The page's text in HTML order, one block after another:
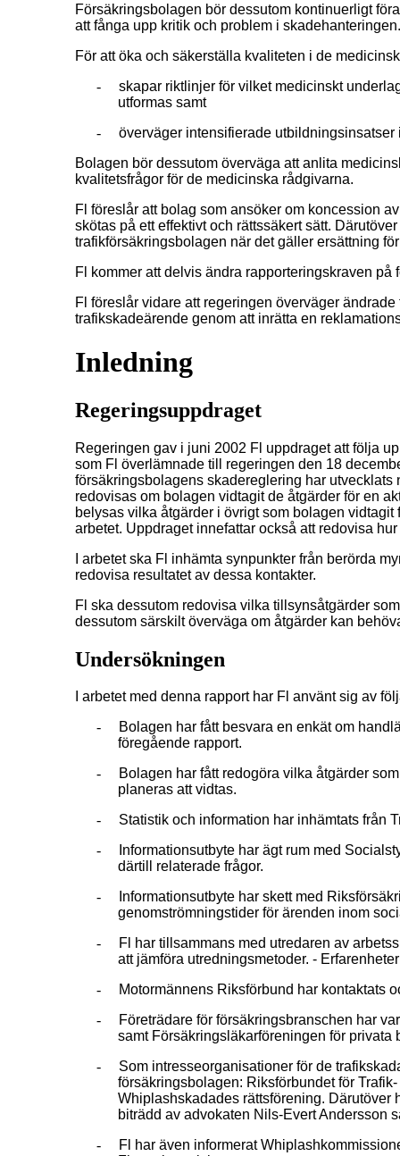
Försäkringsbolagen bör dessutom kontinuerligt
att fånga upp kritik och problem i skadehanteringen.
För att öka och säkerställa kvaliteten i de
-
skapar riktlinjer för vilket medicinskt
utformas samt
-
överväger intensifierade utbildningsinsatser
Bolagen bör dessutom överväga att anlita
kvalitetsfrågor för de medicinska rådgivarna.
Fl föreslår att bolag som ansöker om koncession
skötas på ett effektivt och rättssäkert sätt.
trafikförsäkringsbolagen när det gäller ersättning
Fl kommer att delvis ändra rapporteringskraven
Fl föreslår vidare att regeringen överväger
trafikskadeärende genom att inrätta en
Inledning
Regeringsuppdraget
Regeringen gav i juni 2002 Fl uppdraget att följa
som Fl överlämnade till regeringen den 18
försäkringsbolagens skadereglering har
redovisas om bolagen vidtagit de åtgärder för en
belysas vilka åtgärder i övrigt som bolagen
arbetet. Uppdraget innefattar också att redovisa
I arbetet ska Fl inhämta synpunkter från berörda
redovisa resultatet av dessa kontakter.
Fl ska dessutom redovisa vilka tillsynsåtgärder
dessutom särskilt överväga om åtgärder kan
Undersökningen
I arbetet med denna rapport har Fl använt sig av
-
Bolagen har fått besvara en enkät om
föregående rapport.
-
Bolagen har fått redogöra vilka åtgärder
planeras att vidtas.
-
Statistik och information har inhämtats från
-
Informationsutbyte har ägt rum med
därtill relaterade frågor.
-
Informationsutbyte har skett med
genomströmningstider för ärenden inom
-
Fl har tillsammans med utredaren av
att jämföra utredningsmetoder. -
-
Motormännens Riksförbund har kontaktats
-
Företrädare för försäkringsbranschen har
samt Försäkringsläkarföreningen för privata
-
Som intresseorganisationer för de
försäkringsbolagen: Riksförbundet för
Whiplashskadades rättsförening. Därutöver
biträdd av advokaten Nils-Evert Andersson
-
Fl har även informerat